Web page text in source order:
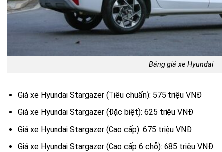
Bảng giá xe Hyundai
Giá xe Hyundai Stargazer (Tiêu chuẩn): 575 triệu VNĐ
Giá xe Hyundai Stargazer (Đặc biệt): 625 triệu VNĐ
Giá xe Hyundai Stargazer (Cao cấp): 675 triệu VNĐ
Giá xe Hyundai Stargazer (Cao cấp 6 chỗ): 685 triệu VNĐ